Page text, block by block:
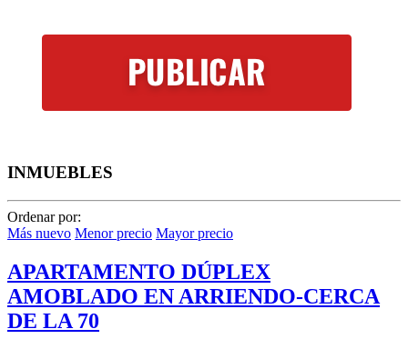
INMUEBLES
Ordenar por:
Más nuevo Menor precio Mayor precio
APARTAMENTO DÚPLEX
AMOBLADO EN ARRIENDO-CERCA
DE LA 70